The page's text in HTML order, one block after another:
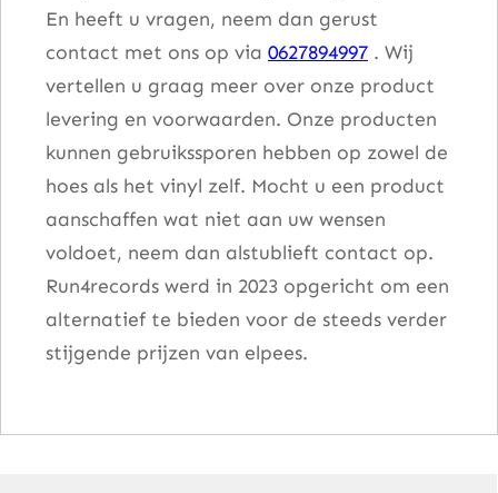
En heeft u vragen, neem dan gerust
contact met ons op via 0627894997 . Wij
vertellen u graag meer over onze product
levering en voorwaarden. Onze producten
kunnen gebruikssporen hebben op zowel de
hoes als het vinyl zelf. Mocht u een product
aanschaffen wat niet aan uw wensen
voldoet, neem dan alstublieft contact op.
Run4records werd in 2023 opgericht om een
alternatief te bieden voor de steeds verder
stijgende prijzen van elpees.